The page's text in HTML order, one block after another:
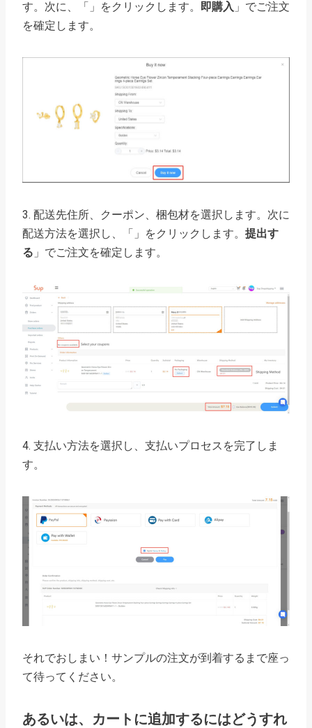
す。次に、「」をクリックします。
即購入 」でご注文
を確定します。
3. 配送先住所、クーポン、梱包材を選択します。次に
配送方法を選択し、「」をクリックします。 提出す
る 」でご注文を確定します。
4. 支払い方法を選択し、支払いプロセスを完了しま
す。
それでおしまい！サンプルの注文が到着するまで座っ
て待ってください。
あるいは、カートに追加するにはどうすれ